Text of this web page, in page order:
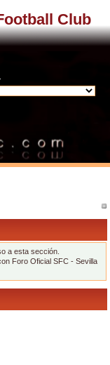
Club
a esta sección.
Foro Oficial SFC - Sevilla